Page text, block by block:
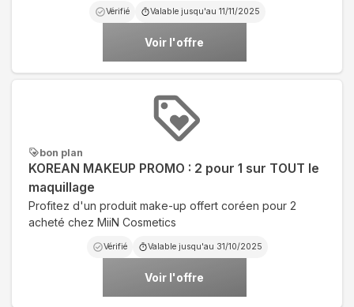
Vérifié Valable jusqu'au 11/11/2025
Voir l'offre
bon plan
KOREAN MAKEUP PROMO : 2 pour 1 sur TOUT le
maquillage
Profitez d'un produit make-up offert coréen pour 2
acheté chez MiiN Cosmetics
Vérifié Valable jusqu'au 31/10/2025
Voir l'offre